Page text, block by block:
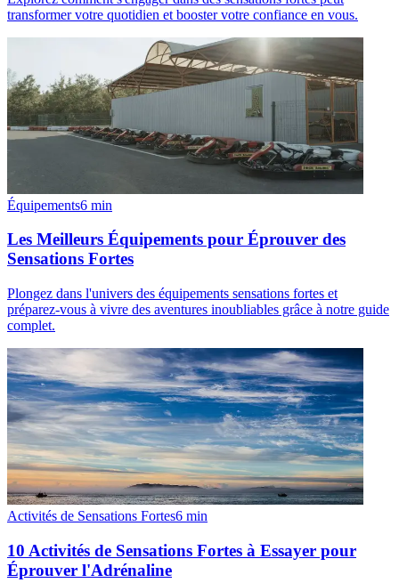
transformer votre quotidien et booster votre confiance en vous.
Équipements6 min
Les Meilleurs Équipements pour Éprouver des
Sensations Fortes
Plongez dans l'univers des équipements sensations fortes et
préparez-vous à vivre des aventures inoubliables grâce à notre guide
complet.
Activités de Sensations Fortes6 min
10 Activités de Sensations Fortes à Essayer pour
Éprouver l'Adrénaline